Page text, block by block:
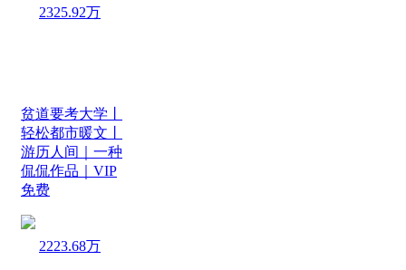
2325.92万
贫道要考大学丨
轻松都市暖文丨
游历人间｜一种
侃侃作品｜VIP
免费
2223.68万